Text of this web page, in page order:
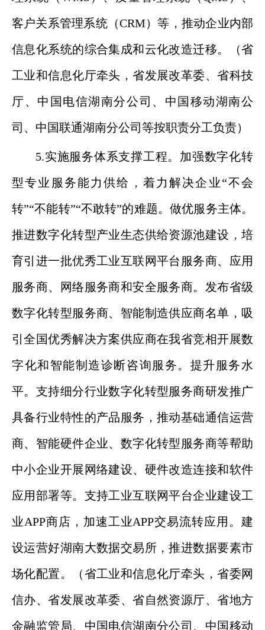
客户关系管理系统（CRM）等，推动企业内部
信息化系统的综合集成和云化改造迁移。（省
工业和信息化厅牵头，省发展改革委、省科技
厅、中国电信湖南分公司、中国移动湖南公
司、中国联通湖南分公司等按职责分工负责）
5.实施服务体系支撑工程。加强数字化转
型专业服务能力供给，着力解决企业“不会
转”“不能转”“不敢转”的难题。做优服务主体。
推进数字化转型产业生态供给资源池建设，培
育引进一批优秀工业互联网平台服务商、应用
服务商、网络服务商和安全服务商。发布省级
数字化转型服务商、智能制造供应商名单，吸
引全国优秀解决方案供应商在我省竞相开展数
字化和智能制造诊断咨询服务。提升服务水
平。支持细分行业数字化转型服务商研发推广
具备行业特性的产品服务，推动基础通信运营
商、智能硬件企业、数字化转型服务商等帮助
中小企业开展网络建设、硬件改造连接和软件
应用部署等。支持工业互联网平台企业建设工
业APP商店，加速工业APP交易流转应用。建
设运营好湖南大数据交易所，推进数据要素市
场化配置。（省工业和信息化厅牵头，省委网
信办、省发展改革委、省自然资源厅、省地方
金融监管局、中国电信湖南分公司、中国移动